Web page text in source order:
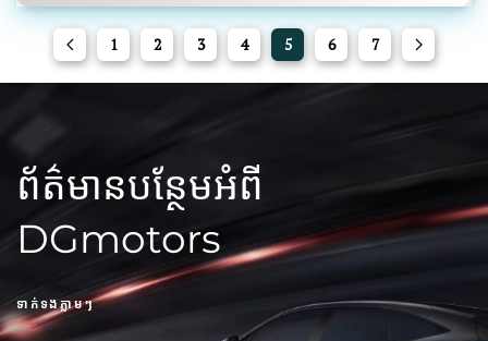
1 2 3 4 5 6 7
ព័ត៌មានបន្ថែមអំពី
DGmotors
ទាក់ទងភ្លាមៗ